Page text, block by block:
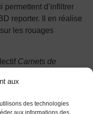
aux
des technologies
aux informations des
permettent d’infiltrer
reporter. Il en réalise
les rouages
Carnets de
pour écrire et
dessinée sur les